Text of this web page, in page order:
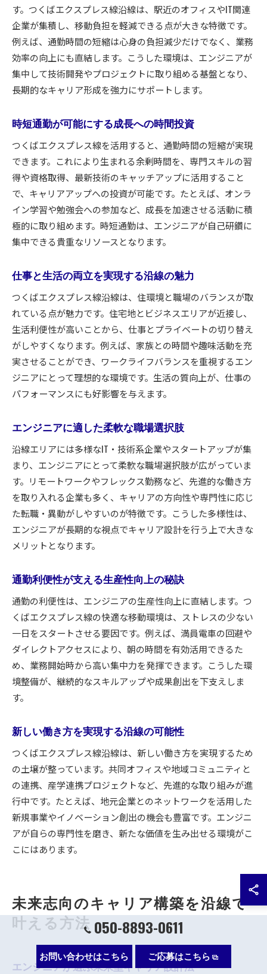
す。つくばエクスプレス線沿線は、駅近のオフィスやIT関連
企業が集積し、移動負担を軽減できる点が大きな特徴です。
例えば、通勤時間の短縮は心身の負担減少だけでなく、業務
効率の向上にも直結します。こうした環境は、エンジニアが
集中して技術開発やプロジェクトに取り組める基盤となり、
長期的なキャリア形成を強力にサポートします。
時短通勤が可能にする成長への時間投資
つくばエクスプレス線を活用すると、通勤時間の短縮が実現
できます。これにより生まれる余剰時間を、専門スキルの習
得や資格取得、最新技術のキャッチアップに活用すること
で、キャリアアップへの投資が可能です。たとえば、オンラ
イン学習や勉強会への参加など、成長を加速させる活動に積
極的に取り組めます。時短通勤は、エンジニアが自己研鑽に
集中できる貴重なリソースとなります。
仕事と生活の両立を実現する沿線の魅力
つくばエクスプレス線沿線は、住環境と職場のバランスが取
れている点が魅力です。住宅地とビジネスエリアが近接し、
生活利便性が高いことから、仕事とプライベートの切り替え
がしやすくなります。例えば、家族との時間や趣味活動を充
実させることができ、ワークライフバランスを重視するエン
ジニアにとって理想的な環境です。生活の質向上が、仕事の
パフォーマンスにも好影響を与えます。
エンジニアに適した柔軟な職場選択肢
沿線エリアには多様なIT・技術系企業やスタートアップが集
まり、エンジニアにとって柔軟な職場選択肢が広がっていま
す。リモートワークやフレックス勤務など、先進的な働き方
を取り入れる企業も多く、キャリアの方向性や専門性に応じ
た転職・異動がしやすいのが特徴です。こうした多様性は、
エンジニアが長期的な視点でキャリア設計を行う上で大きな
メリットとなります。
通勤利便性が支える生産性向上の秘訣
通勤の利便性は、エンジニアの生産性向上に直結します。つ
くばエクスプレス線の快適な移動環境は、ストレスの少ない
一日をスタートさせる要因です。例えば、満員電車の回避や
ダイレクトアクセスにより、朝の時間を有効活用できるた
め、業務開始時から高い集中力を発揮できます。こうした環
境整備が、継続的なスキルアップや成果創出を下支えしま
す。
新しい働き方を実現する沿線の可能性
つくばエクスプレス線沿線は、新しい働き方を実現するため
の土壌が整っています。共同オフィスや地域コミュニティと
の連携、産学連携プロジェクトなど、先進的な取り組みが進
行中です。たとえば、地元企業とのネットワークを活用した
新規事業やイノベーション創出の機会も豊富です。エンジニ
アが自らの専門性を磨き、新たな価値を生み出せる環境がこ
こにはあります。
未来志向のキャリア構築を沿線で
叶える方法
エンジニアが選ぶ未来型キャリア設計法
050-8893-0611
お問い合わせはこちら ご応募はこちら